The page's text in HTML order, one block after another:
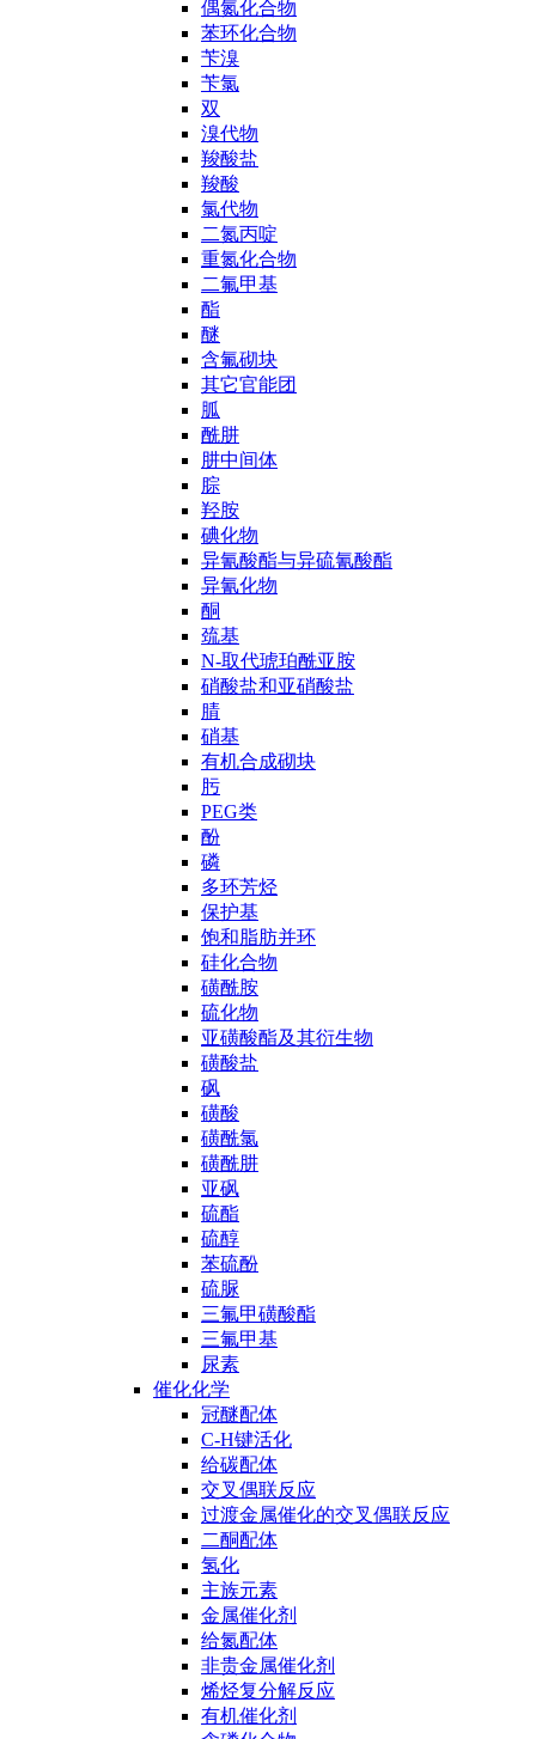
偶氮化合物
苯环化合物
苄溴
苄氯
双
溴代物
羧酸盐
羧酸
氯代物
二氮丙啶
重氮化合物
二氟甲基
酯
醚
含氟砌块
其它官能团
胍
酰肼
肼中间体
腙
羟胺
碘化物
异氰酸酯与异硫氰酸酯
异氰化物
酮
巯基
N-取代琥珀酰亚胺
硝酸盐和亚硝酸盐
腈
硝基
有机合成砌块
肟
PEG类
酚
磷
多环芳烃
保护基
饱和脂肪并环
硅化合物
磺酰胺
硫化物
亚磺酸酯及其衍生物
磺酸盐
砜
磺酸
磺酰氯
磺酰肼
亚砜
硫酯
硫醇
苯硫酚
硫脲
三氟甲磺酸酯
三氟甲基
尿素
催化化学
冠醚配体
C-H键活化
给碳配体
交叉偶联反应
过渡金属催化的交叉偶联反应
二酮配体
氢化
主族元素
金属催化剂
给氮配体
非贵金属催化剂
烯烃复分解反应
有机催化剂